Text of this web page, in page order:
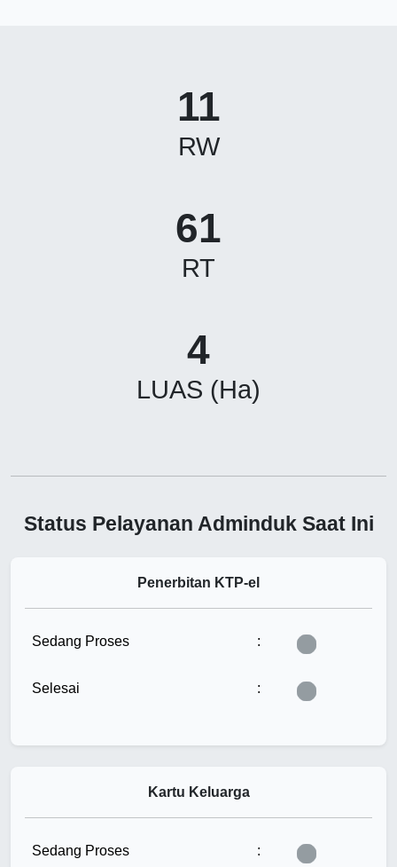
11
RW
61
RT
4
LUAS (Ha)
Status Pelayanan Adminduk Saat Ini
Penerbitan KTP-el
Sedang Proses : Tunggu...
Selesai : Tunggu...
Kartu Keluarga
Sedang Proses : Tunggu...